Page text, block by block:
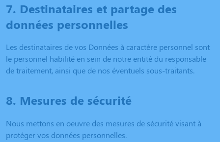
7. Destinataires et partage des
données personnelles
Les destinataires de vos Données à caractère personnel sont
le personnel habilité en sein de notre entité du responsable
de traitement, ainsi que de nos éventuels sous-traitants.
8. Mesures de sécurité
Nous mettons en oeuvre des mesures de sécurité visant à
protéger vos données personnelles.